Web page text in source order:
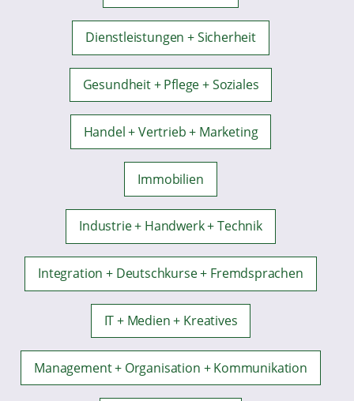
Dienstleistungen + Sicherheit
Gesundheit + Pflege + Soziales
Handel + Vertrieb + Marketing
Immobilien
Industrie + Handwerk + Technik
Integration + Deutschkurse + Fremdsprachen
IT + Medien + Kreatives
Management + Organisation + Kommunikation